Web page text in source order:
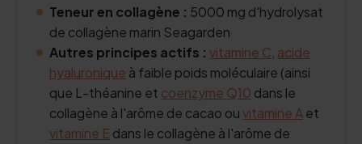
Teneur en collagène : 5000 mg d'hydrolysat
de collagène marin Seagarden
Autres principes actifs : vitamine C acide
hyaluronique à faible poids moléculaire (ainsi
que L-théanine et coenzyme Q10 dans le
collagène à l'arôme de cacao ouvitamine Aet
vitamine E dans le collagène à l'arôme de